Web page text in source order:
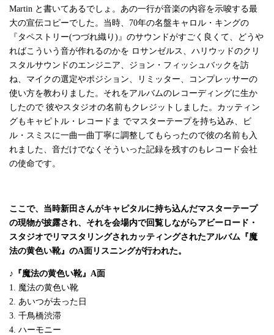
Martin と書いてあるでしょ。あの一行が音楽の内容を示唆する最
大の宣伝コピーでした。当時、70年の名盤キャロル・キングの
『タペストリー(つづれ織り)』のサウンドがすごく良くて、どうや
ればこういう音が作れるのかを ロサンゼルス、ハリウッドのクリ
スタルサウンドのエンジニア、ジョン・フィッシュバックを訪
ね、マイクの選定やポジション、リミッター、コンプレッサーの
使い方を教わりました。それをアルバムのレコーディングに生か
したので 彼やスタジオの名前もクレジットしました。カッティン
グもキャピトル・レコードま でマスターテープを持ち込み、ビ
ル・スミスに一曲一曲丁寧に調整してもらったので彼の名前も入
れました、音だけでなくそういった記録を残すのもレコード会社
の使命です。
ここで、当時新田さんがキャピタルに持ち込んだマスターテープ
の現物が披露され、それを会場内で回覧しながらアビーロード・
スタジオでリマスタリングされカッティングされたアルバム『魔
法の黄色い靴』のA面リスニングが行われた。
♪『魔法の黄色い靴』A面
1. 魔法の黄色い靴
2. あいつが去った日
3. 千鳥橋渋滞
4. ハーモニー